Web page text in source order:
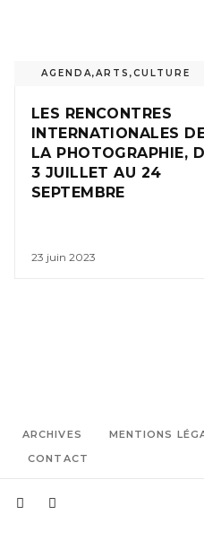
AGENDA,ARTS ,CULTURE
LES RENCONTRES
INTERNATIONALES
LA PHOTOGRAPHIE,
3 JUILLET AU 24
SEPTEMBRE
23 juin 2023
ARCHIVES
MENTIONS
CONTACT